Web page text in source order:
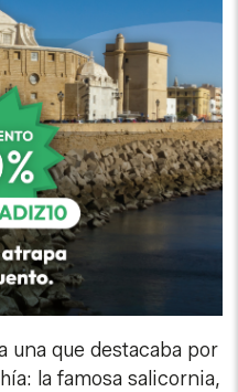
una que destacaba por
la famosa salicornia,